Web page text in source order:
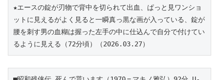
★エースの錠が刃物で背中を切られて出血、ぱっと見ワンショ
ットに見えるがよく見ると一瞬真っ黒な画が入っている、錠が
腰を刺す男の血糊は握った左手の中に仕込んで自分で付けてい
るように見える（72分頃）（2026.03.27）